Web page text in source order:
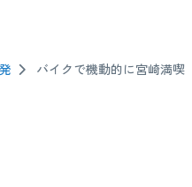
バイクで機動的に宮崎満喫